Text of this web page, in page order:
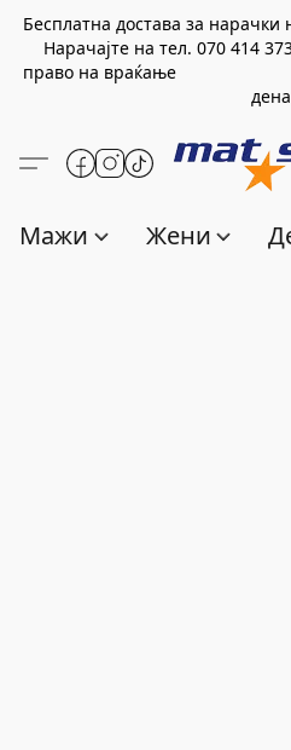
Бесплатна достава за нарачки
Нарачајте на тел. 070 414
право на враќање
дена
Мажи Жени